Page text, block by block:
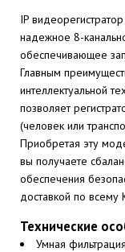
IP
надежное 8-
обеспечивающее
Главным
интеллектуальной
позволяет
(человек или
Приобретая эту
вы получаете
обеспечения
доставкой по всему
Технические
Умная